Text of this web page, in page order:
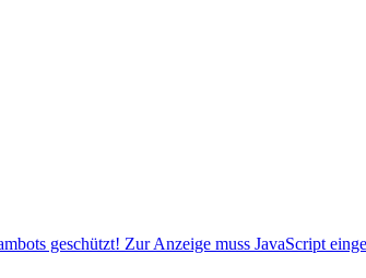
geschützt! Zur Anzeige muss JavaScript